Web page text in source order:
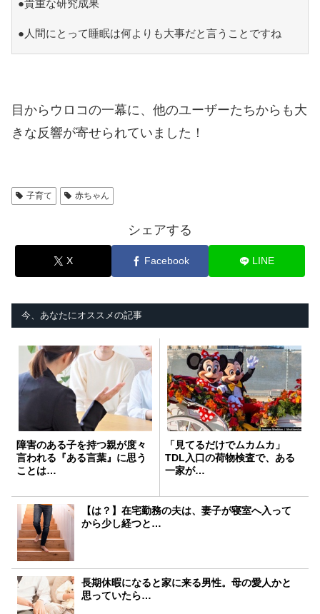
●貴重な研究成果
●人間にとって睡眠は何よりも大事だと言うことですね
目からウロコの一幕に、他のユーザーたちからも大
きな反響が寄せられていました！
子育て 赤ちゃん
シェアする
X Facebook LINE
今、あなたにオススメの記事
障害のある子を持つ親が度々
言われる『ある言葉』に思う
ことは…
「見てるだけでムカムカ」
TDL入口の荷物検査で、ある
一家が…
【は？】在宅勤務の夫は、妻子が寝室へ入って
から少し経つと…
長期休暇になると家に来る男性。母の愛人かと
思っていたら…